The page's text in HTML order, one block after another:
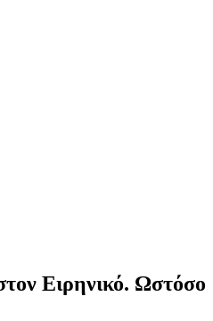
Ειρηνικό. Ωστόσο